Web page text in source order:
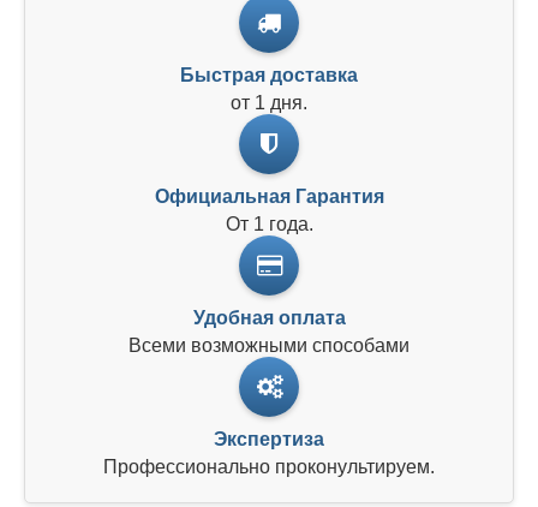
Быстрая доставка
от 1 дня.
Официальная Гарантия
От 1 года.
Удобная оплата
Всеми возможными способами
Экспертиза
Профессионально проконультируем.